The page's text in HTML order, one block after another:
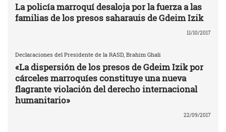
La policía marroquí desaloja por la fuerza a las
familias de los presos saharauis de Gdeim Izik
11/10/2017
Declaraciones del Presidente de la RASD, Brahim Ghali
«La dispersión de los presos de Gdeim Izik por
cárceles marroquíes constituye una nueva
flagrante violación del derecho internacional
humanitario»
22/09/2017